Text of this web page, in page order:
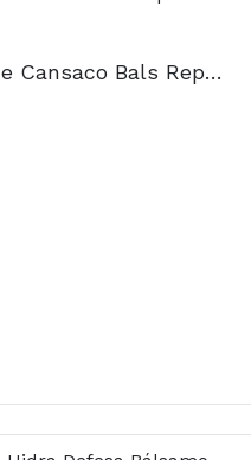
Akileine Cansaco Bals Repousante 50ml